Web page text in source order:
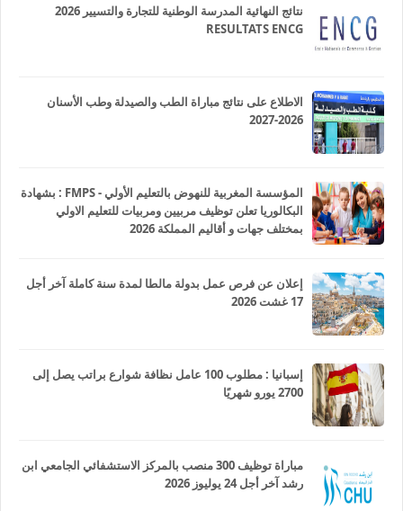
نتائج النهائية المدرسة الوطنية للتجارة والتسيير 2026
RESULTATS ENCG
الاطلاع على نتائج مباراة الطب والصيدلة وطب الأسنان
2026-2027
المؤسسة المغربية للنهوض بالتعليم الأولي - FMPS : بشهادة
البكالوريا تعلن توظيف مربيين ومربيات للتعليم الاولي
بمختلف جهات و أقاليم المملكة 2026
إعلان عن فرص عمل بدولة مالطا لمدة سنة كاملة آخر أجل
17 غشت 2026
إسبانيا : مطلوب 100 عامل نظافة شوارع براتب يصل إلى
2700 يورو شهريًا
مباراة توظيف 300 منصب بالمركز الاستشفائي الجامعي ابن
رشد آخر أجل 24 يوليوز 2026